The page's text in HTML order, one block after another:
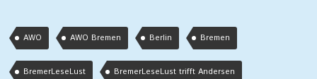
AWO AWO Bremen Berlin Bremen
BremerLeseLust BremerLeseLust trifft Andersen